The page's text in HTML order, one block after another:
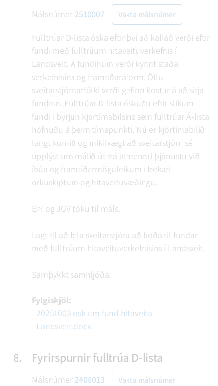
Málsnúmer 2510007 Vakta málsnúmer
Fulltrúar D-lista óska eftir því að kallað verði eftir
fundi með fulltrúum hitaveituverkefnis í
Landsveit. Á fundinum verði kynnt staða
verkefnisins og framtíðaráform. Öllu
sveitarstjórnarfólki verði gefinn kostur á að sitja
fundinn. Fulltrúar D-lista óskuðu eftir slíkum
fundi í byrjun kjörtímabilsins sem fulltrúar Á-lista
höfnuðu á þeim tímapunkti. Nú er kjörtímabilið
langt komið og mikilvægt að sveitarstjórn sé
upplýst um málið út frá almennri þjónustu við
íbúa og framtíðarmöguleikum í frekari
orkuskiptum og hitaveituvæðingu.
EÞI og JGV tóku til máls.
Lagt til að fela sveitarstjóra að boða til fundar
með fulltrúum hitaveituverkefnisins í Landsveit.
Samþykkt samhljóða.
Fylgiskjöl:
20251003 osk um fund hitaveita
Landsveit.docx
8. Fyrirspurnir fulltrúa D-lista
Málsnúmer 2408013 Vakta málsnúmer